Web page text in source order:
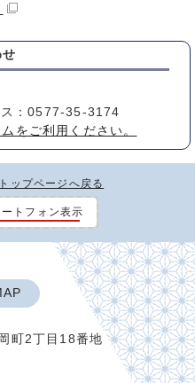
：0577-35-3174
をご利用ください。
トップページへ戻る
ートフォン表示
町2丁目18番地